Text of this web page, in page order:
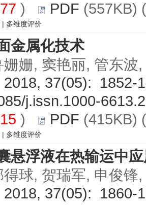
) PDF (557KB) (
| 多维度评价
金属化技术
姗姗, 窦艳丽, 管东波
2018, 37(05): 1852-
j.issn.1000-
) PDF (415KB) (
| 多维度评价
悬浮液在热输运中
球, 贺瑞军, 申俊锋
2018, 37(05): 1860-